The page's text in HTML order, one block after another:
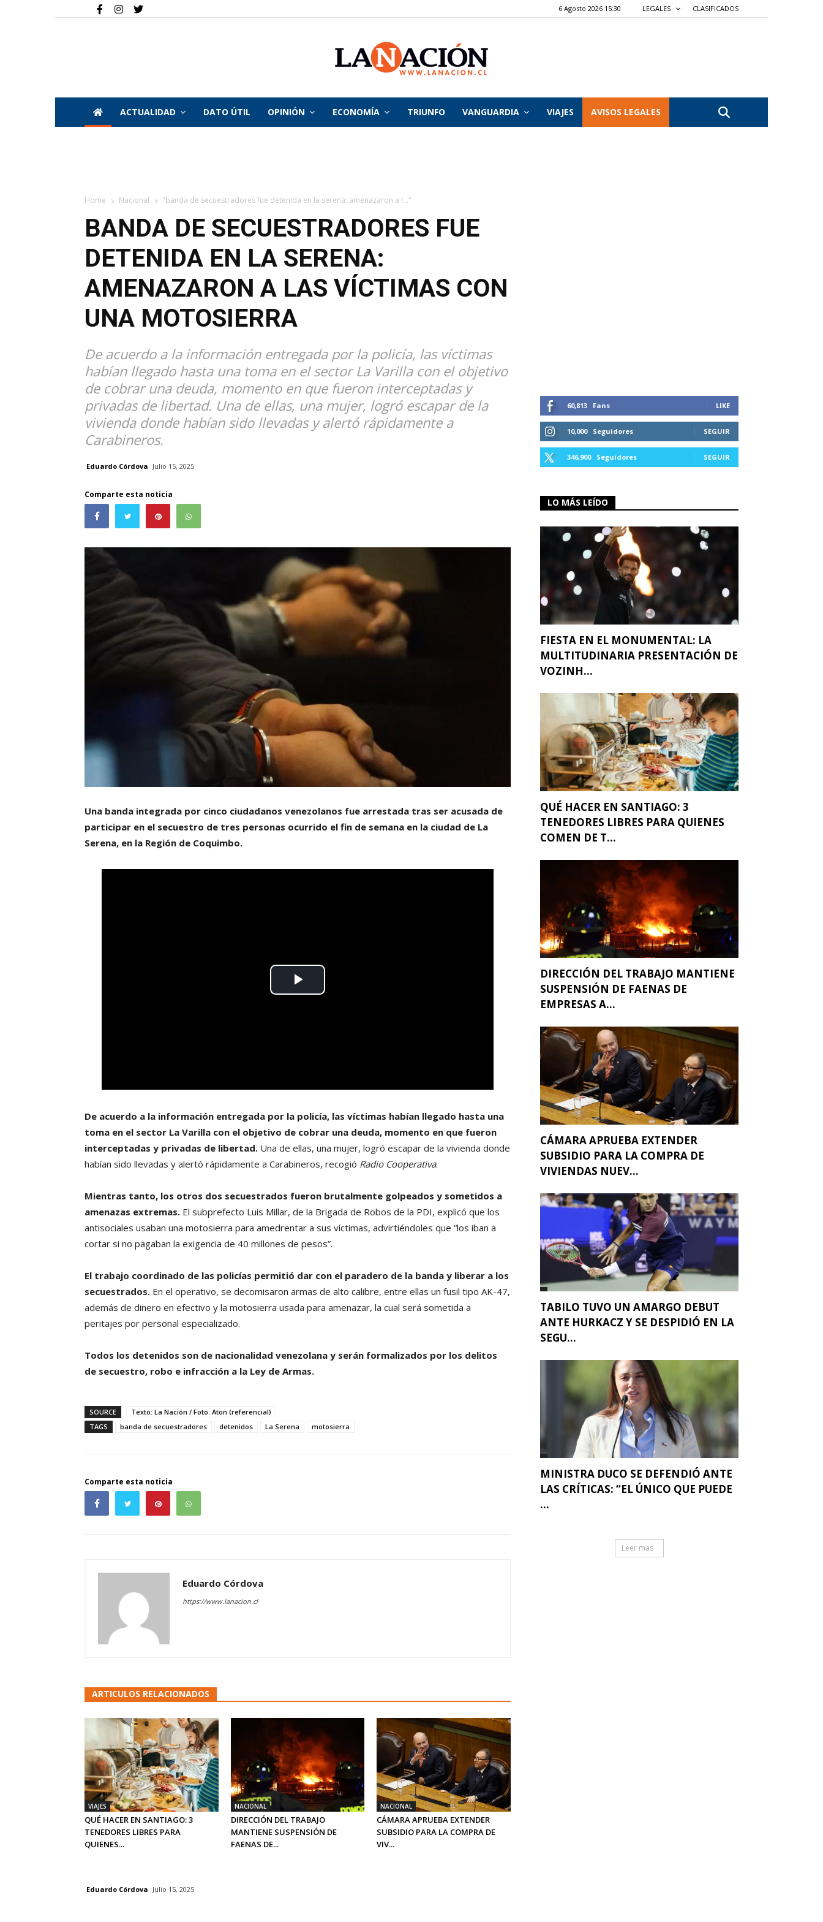
6 Agosto 2026 15:30 LEGALES CLASIFICADOS
La
ACTUALIDAD DATO ÚTIL OPINIÓN ECONOMÍA TRIUNFO VANGUARDIA VIAJES AVISOS LEGALES
Home Nacional "banda de secuestradores fue detenida en la serena: amenazaron a l..."
BANDA DE SECUESTRADORES FUE
DETENIDA EN LA SERENA:
AMENAZARON A LAS VÍCTIMAS CON
UNA MOTOSIERRA
De acuerdo a la información entregada por la policía, las víctimas
habían llegado hasta una toma en el sector La Varilla con el objetivo
de cobrar una deuda, momento en que fueron interceptadas y
privadas de libertad. Una de ellas, una mujer, logró escapar de la
vivienda donde habían sido llevadas y alertó rápidamente a
Carabineros.
Eduardo Córdova Julio 15, 2025
Comparte esta noticia
Una banda integrada por cinco ciudadanos venezolanos fue arrestada tras ser acusada de
participar en el secuestro de tres personas ocurrido el fin de semana en la ciudad de La
Serena, en la Región de Coquimbo.
De acuerdo a la información entregada por la policía, las víctimas habían llegado hasta una
toma en el sector La Varilla con el objetivo de cobrar una deuda, momento en que fueron
interceptadas y privadas de libertad. Una de ellas, una mujer, logró escapar de la vivienda donde
habían sido llevadas y alertó rápidamente a Carabineros, recogió Radio Cooperativa.
Mientras tanto, los otros dos secuestrados fueron brutalmente golpeados y sometidos a
amenazas extremas. El subprefecto Luis Millar, de la Brigada de Robos de la PDI, explicó que los
antisociales usaban una motosierra para amedrentar a sus víctimas, advirtiéndoles que “los iban a
cortar si no pagaban la exigencia de 40 millones de pesos”.
El trabajo coordinado de las policías permitió dar con el paradero de la banda y liberar a los
secuestrados. En el operativo, se decomisaron armas de alto calibre, entre ellas un fusil tipo AK-47,
además de dinero en efectivo y la motosierra usada para amenazar, la cual será sometida a
peritajes por personal especializado.
Todos los detenidos son de nacionalidad venezolana y serán formalizados por los delitos
de secuestro, robo e infracción a la Ley de Armas.
SOURCE
Texto: La Nación / Foto: Aton (referencial)
TAGS
banda de secuestradores detenidos La Serena motosierra
Comparte esta noticia
Eduardo Córdova
https://www.lanacion.cl
ARTICULOS RELACIONADOS
VIAJES
QUÉ HACER EN SANTIAGO: 3
TENEDORES LIBRES PARA
QUIENES...
NACIONAL
DIRECCIÓN DEL TRABAJO
MANTIENE SUSPENSIÓN DE
FAENAS DE...
NACIONAL
CÁMARA APRUEBA EXTENDER
SUBSIDIO PARA LA COMPRA DE
VIV...
60,813 Fans LIKE
10,000 Seguidores SEGUIR
346,900 Seguidores SEGUIR
LO MÁS LEÍDO
FIESTA EN EL MONUMENTAL: LA
MULTITUDINARIA PRESENTACIÓN DE
VOZINH...
QUÉ HACER EN SANTIAGO: 3
TENEDORES LIBRES PARA QUIENES
COMEN DE T...
DIRECCIÓN DEL TRABAJO MANTIENE
SUSPENSIÓN DE FAENAS DE
EMPRESAS A...
CÁMARA APRUEBA EXTENDER
SUBSIDIO PARA LA COMPRA DE
VIVIENDAS NUEV...
TABILO TUVO UN AMARGO DEBUT
ANTE HURKACZ Y SE DESPIDIÓ EN LA
SEGU...
MINISTRA DUCO SE DEFENDIÓ ANTE
LAS CRÍTICAS: “EL ÚNICO QUE PUEDE
...
Leer mas
Eduardo Córdova Julio 15, 2025